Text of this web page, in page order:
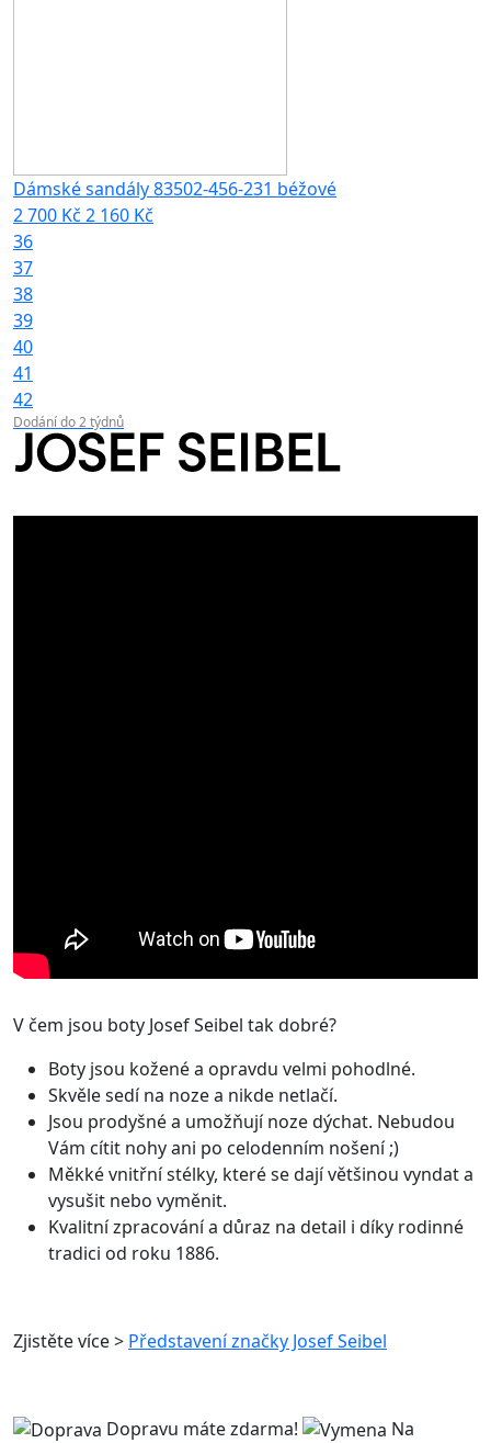
Dámské sandály 83502-456-231 béžové
2 700 Kč 2 160 Kč
36
37
38
39
40
41
42
Dodání do 2 týdnů
V čem jsou boty Josef Seibel tak dobré?
Boty jsou kožené a opravdu velmi pohodlné.
Skvěle sedí na noze a nikde netlačí.
Jsou prodyšné a umožňují noze dýchat. Nebudou
Vám cítit nohy ani po celodenním nošení ;)
Měkké vnitřní stélky, které se dají většinou vyndat a
vysušit nebo vyměnit.
Kvalitní zpracování a důraz na detail i díky rodinné
tradici od roku 1886.
Zjistěte více > Představení značky Josef Seibel
Dopravu máte zdarma!
Na